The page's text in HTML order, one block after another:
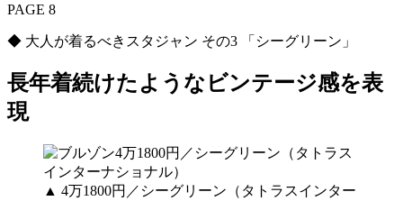
PAGE 8
◆ 大人が着るべきスタジャン その3 「シーグリーン」
長年着続けたようなビンテージ感を表
現
▲ 4万1800円／シーグリーン（タトラスインター